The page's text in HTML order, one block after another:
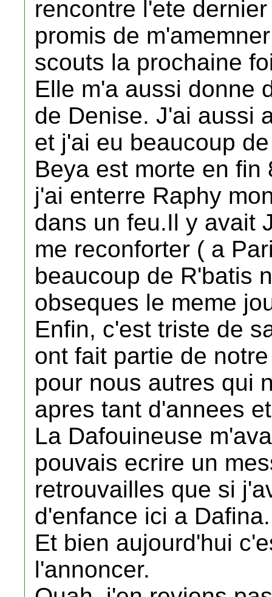
rencontre l'ete
promis de
scouts la prochaine
Elle m'a aussi donne
de Denise. J'ai aussi
et j'ai eu beaucoup
Beya est morte en
j'ai enterre Raphy
dans un feu.Il y avait
me reconforter ( a
beaucoup de R'batis
obseques le meme
Enfin, c'est triste de
ont fait partie de
pour nous autres qui
apres tant d'annees
La Dafouineuse
pouvais ecrire un
retrouvailles que si
d'enfance ici a Dafina.
Et bien aujourd'hui
l'annoncer.